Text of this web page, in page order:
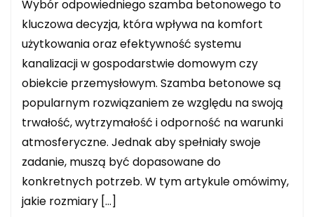
Wybór odpowiedniego szamba betonowego to
kluczowa decyzja, która wpływa na komfort
użytkowania oraz efektywność systemu
kanalizacji w gospodarstwie domowym czy
obiekcie przemysłowym. Szamba betonowe są
popularnym rozwiązaniem ze względu na swoją
trwałość, wytrzymałość i odporność na warunki
atmosferyczne. Jednak aby spełniały swoje
zadanie, muszą być dopasowane do
konkretnych potrzeb. W tym artykule omówimy,
jakie rozmiary […]